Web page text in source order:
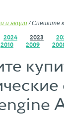
и акции /Спешите
2024 2023
2010 2009